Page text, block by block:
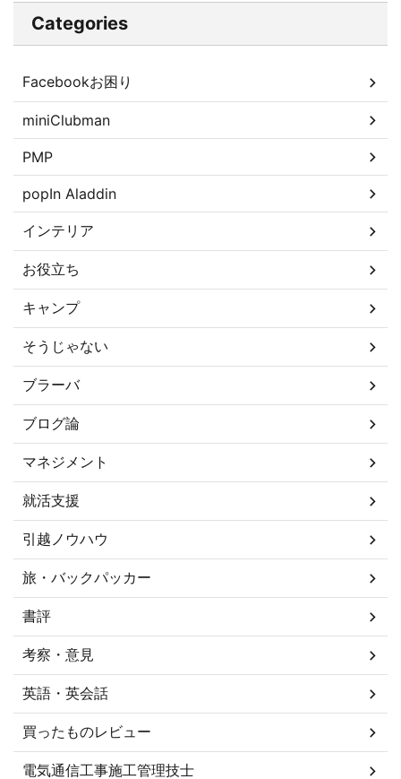
Categories
Facebookお困り
miniClubman
PMP
popIn Aladdin
インテリア
お役立ち
キャンプ
そうじゃない
ブラーバ
ブログ論
マネジメント
就活支援
引越ノウハウ
旅・バックパッカー
書評
考察・意見
英語・英会話
買ったものレビュー
電気通信工事施工管理技士